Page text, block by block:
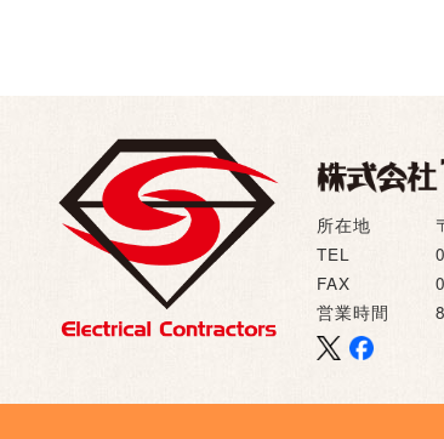
所在地
TEL
FAX
営業時間